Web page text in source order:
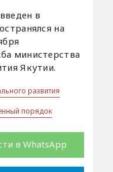
в
на
министерства
Якутии.
развития
порядок
в WhatsApp